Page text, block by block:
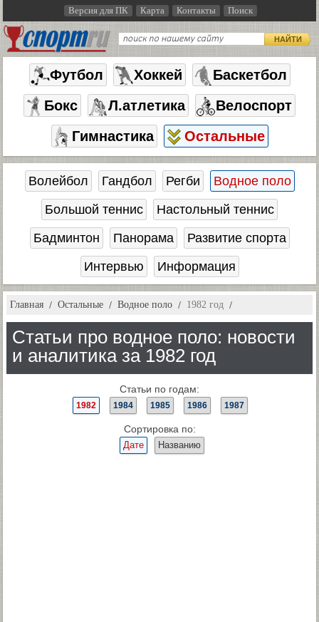
Версия для ПК Карта Контакты Поиск
НАЙТИ
Футбол Хоккей
Баскетбол
Бокс
Л.атлетика
Велоспорт
Гимнастика
Остальные
Волейбол Гандбол Регби
Водное поло
Большой теннис
Настольный теннис
Бадминтон
Панорама
Развитие спорта
Интервью
Информация
Главная Остальные Водное поло 1982 год
Статьи про водное поло: новости
и аналитика за 1982 год
Статьи по годам:
1982 1984 1985 1986 1987
Сортировка по:
Дате Названию